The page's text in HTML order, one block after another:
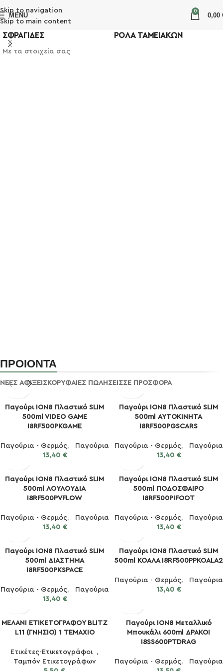
Skip to navigation
Skip to main content
MENU 0 0,00
ΣΦΡΑΓΙΔΕΣ
Με τα στοιχεία σας
ΡΟΛΑ ΤΑΜΕΙΑΚΩΝ
ΠΡΟΙΟΝΤΑ
ΝΕΕΣ ΑΦΙΞΕΙΣ ΚΟΡΥΦΑΙΕΣ ΠΩΛΗΣΕΙΣΣΕ ΠΡΟΣΦΟΡΑ
Παγούρι ION8 Πλαστικό SLIM
500ml VIDEO GAME
I8RF500PKGAME
Παγούρια - Θερμός,
Παγούρια
13,40 €
Παγούρι ION8 Πλαστικό SLIM
500ml ΑΥΤΟΚΙΝΗΤΑ
I8RF500PGSCARS
Παγούρια - Θερμός,
Παγούρια
13,40 €
Παγούρι ION8 Πλαστικό SLIM
500ml ΛΟΥΛΟΥΔΙΑ
I8RF500PVFLOW
Παγούρια - Θερμός,
Παγούρια
13,40 €
Παγούρι ION8 Πλαστικό SLIM
500ml ΠΟΔΟΣΦΑΙΡΟ
I8RF500PIFOOT
Παγούρια - Θερμός,
Παγούρια
13,40 €
Παγούρι ION8 Πλαστικό SLIM
500ml ΔΙΑΣΤΗΜΑ
I8RF500PKSPACE
Παγούρια - Θερμός,
Παγούρια
13,40 €
Παγούρι ION8 Πλαστικό SLIM
500ml ΚΟΑΛΑ I8RF500PPKOALA2
Παγούρια - Θερμός,
Παγούρια
13,40 €
ΜΕΛΑΝΙ ΕΤΙΚΕΤΟΓΡΑΦΟΥ BLITZ
L11 (ΓΝΗΣΙΟ) 1 ΤΕΜΑΧΙΟ
Ετικέτες-Ετικετογράφοι ,
Ταμπόν Ετικετογράφων
Παγούρι ION8 Μεταλλικό
Μπουκάλι 600ml ΔΡΑΚΟΙ
I8SS600PTDRAG
Παγούρια - Θερμός,
Παγούρια